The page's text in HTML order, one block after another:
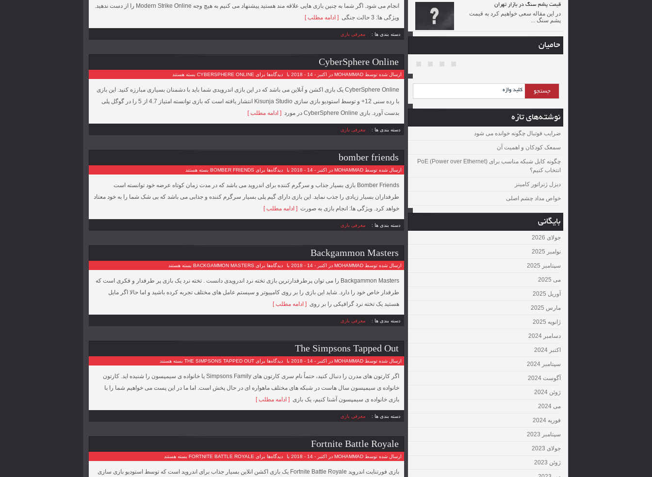
انجام می شود. اگر شما به چنین بازی هایی علاقه مند هستید پیشنهاد می کنیم به هیچ وجه Modern Strike Online را از دست ندهید.
ویژگی ها: 3 حالت جنگی
[ ادامه مطلب ]
دسته بندی ها : معرفی بازی
CyberSphere Online
ارسال شده توسط MOHAMMAD در اکتبر - 14 - 2018 با دیدگاه‌ها برای CYBERSPHERE ONLINE بسته هستند
CyberSphere Online یک بازی اکشن و آنلاین می باشد که در این بازی اندرویدی شما باید با دشمنان بسیاری مبارزه کنید. این بازی
با رده سنی 12+ و توسط استودیو بازی سازی Kisunja Studio انتشار یافته است که بازی توانسته امتیاز 4.7 از 5 را در گوگل پلی
بدست آورد. بازی CyberSphere Online در مورد
[ ادامه مطلب ]
دسته بندی ها : معرفی بازی
bomber friends
ارسال شده توسط MOHAMMAD در اکتبر - 14 - 2018 با دیدگاه‌ها برای BOMBER FRIENDS بسته هستند
Bomber Friends بازی بسیار جذاب و سرگرم کننده برای اندروید می باشد که در مدت زمان کوتاه عرضه خود توانسته است
طرفداران بسیار زیادی را جذب نماید. این بازی دارای گیم پلی بسیار سرگرم کننده و جذابی می باشد که بی شک شما را به خود معتاد
خواهد کرد. ویژگی ها: انجام بازی به صورت [ ادامه مطلب ]
دسته بندی ها : معرفی بازی
Backgammon Masters
ارسال شده توسط MOHAMMAD در اکتبر - 14 - 2018 با دیدگاه‌ها برای BACKGAMMON MASTERS بسته هستند
Backgammon Masters را می توان پرطرفدارترین بازی تخته نرد اندرویدی دانست . تخته نرد یک بازی پر طرفدار و فکری است که
طرفدار خاص خود را دارد. شاید این بازی را بر روی کامپیوتر و سیستم عامل های مختلف تجربه کرده باشید و اما حالا اگر مایل
هستید یک تخته نرد گرافیکی را بر روی [ ادامه مطلب ]
دسته بندی ها : معرفی بازی
The Simpsons Tapped Out
ارسال شده توسط MOHAMMAD در اکتبر - 14 - 2018 با دیدگاه‌ها برای THE SIMPSONS TAPPED OUT بسته هستند
اگر کارتون های مدرن را دنبال کنید، حتماً نام سری کارتون های Simpsons Family یا خانواده ی سیمپسون را شنیده اید. کارتون
خانواده ی سیمپسون سال هاست در شبکه های مختلف ماهواره ای در حال پخش است. اما ما در این پست می خواهیم شما را با
بازی خانواده ی سیمپسون آشنا کنیم، یک بازی [ ادامه مطلب ]
دسته بندی ها : معرفی بازی
Fortnite Battle Royale
ارسال شده توسط MOHAMMAD در اکتبر - 14 - 2018 با دیدگاه‌ها برای FORTNITE BATTLE ROYALE بسته هستند
بازی فورتنایت اندروید Fortnite Battle Royale یک بازی اکشن انلاین بسیار جذاب برای اندروید است که توسط استودیو بازی سازی
قیمت پشم سنگ در بازار تهران
در این مقاله سعی خواهیم کرد به قیمت
پشم سنگ ...
حامیان
نوشته‌های تازه
ضرایب فوتبال چگونه خوانده می شود
سمعک کودکان و اهمیت آن
چگونه کابل شبکه مناسب برای PoE (Power over Ethernet)
انتخاب کنیم؟
دیزل ژنراتور کامینز
خواص مداد چشم اصلی
بایگانی
جولای 2026
نوامبر 2025
سپتامبر 2025
می 2025
آوریل 2025
مارس 2025
ژانویه 2025
دسامبر 2024
اکتبر 2024
سپتامبر 2024
آگوست 2024
ژوئن 2024
می 2024
فوریه 2024
سپتامبر 2023
جولای 2023
ژوئن 2023